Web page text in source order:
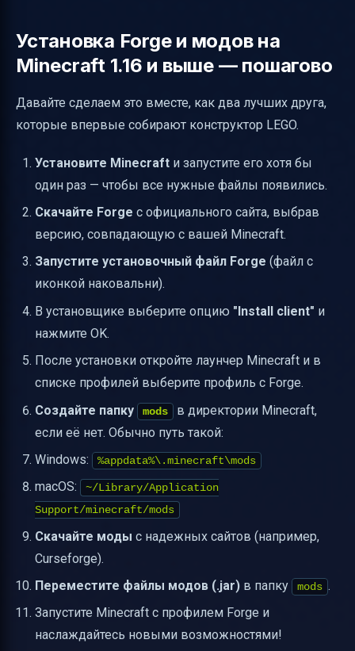
Установка Forge и модов на
Minecraft 1.16 и выше — пошагово
Давайте сделаем это вместе, как два лучших друга,
которые впервые собирают конструктор LEGO.
Установите Minecraft и запустите его хотя бы
один раз — чтобы все нужные файлы появились.
Скачайте Forge с официального сайта, выбрав
версию, совпадающую с вашей Minecraft.
Запустите установочный файл Forge (файл с
иконкой наковальни).
В установщике выберите опцию "Install client" и
нажмите OK.
После установки откройте лаунчер Minecraft и в
списке профилей выберите профиль с Forge.
Создайте папку
mods
в директории Minecraft,
если её нет. Обычно путь такой:
Windows:
%appdata%\.minecraft\mods
macOS:
~/Library/Application
Support/minecraft/mods
Скачайте моды с надежных сайтов (например,
Curseforge).
Переместите файлы модов (.jar) в папку mods .
Запустите Minecraft с профилем Forge и
наслаждайтесь новыми возможностями!